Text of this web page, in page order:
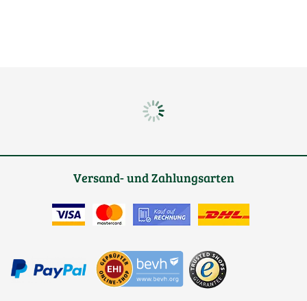
Versand- und Zahlungsarten